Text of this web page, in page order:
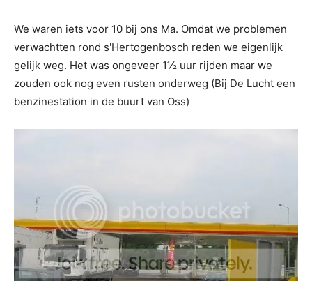
We waren iets voor 10 bij ons Ma. Omdat we problemen
verwachtten rond s'Hertogenbosch reden we eigenlijk
gelijk weg. Het was ongeveer 1½ uur rijden maar we
zouden ook nog even rusten onderweg (Bij De Lucht een
benzinestation in de buurt van Oss)